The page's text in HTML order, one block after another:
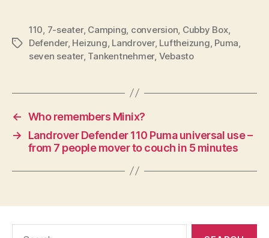
Tags
110, 7-seater, Camping, conversion, Cubby Box,
Defender, Heizung, Landrover, Luftheizung, Puma,
seven seater, Tankentnehmer, Vebasto
← Who remembers Minix?
→
Landrover Defender 110 Puma universal use –
from 7 people mover to couch in 5 minutes